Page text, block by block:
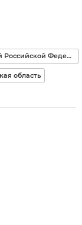
МЧС РФ (Министерство чрезвычайных ситуаций Российской Федерации)
область